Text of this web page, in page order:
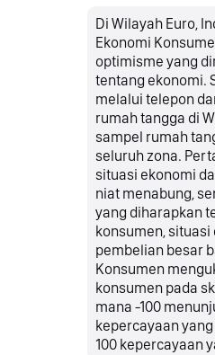
Di Wilayah Euro,
Ekonomi
optimisme yang
tentang ekonomi.
melalui telepon
rumah tangga di
sampel rumah
seluruh zona.
situasi ekonomi
niat menabung,
yang diharapkan
konsumen,
pembelian besar
Konsumen
konsumen pada
mana -100
kepercayaan
100 kepercayaan